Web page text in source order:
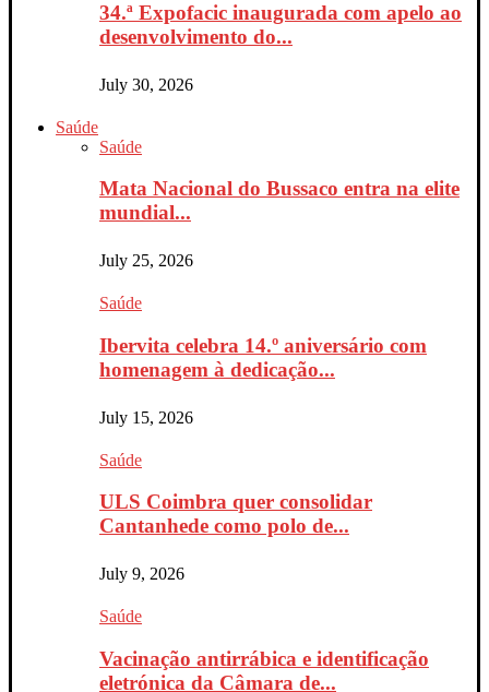
34.ª Expofacic inaugurada com apelo ao
desenvolvimento do...
July 30, 2026
Saúde
Saúde
Mata Nacional do Bussaco entra na elite
mundial...
July 25, 2026
Saúde
Ibervita celebra 14.º aniversário com
homenagem à dedicação...
July 15, 2026
Saúde
ULS Coimbra quer consolidar
Cantanhede como polo de...
July 9, 2026
Saúde
Vacinação antirrábica e identificação
eletrónica da Câmara de...